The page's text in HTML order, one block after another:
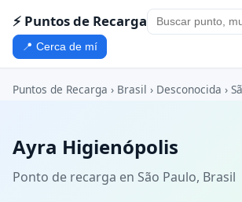
⚡ Puntos de Recarga
📍 Cerca de mí
Puntos de Recarga › Brasil › Desconocida ›
Ayra Higienópolis
Ponto de recarga en São Paulo, Brasil